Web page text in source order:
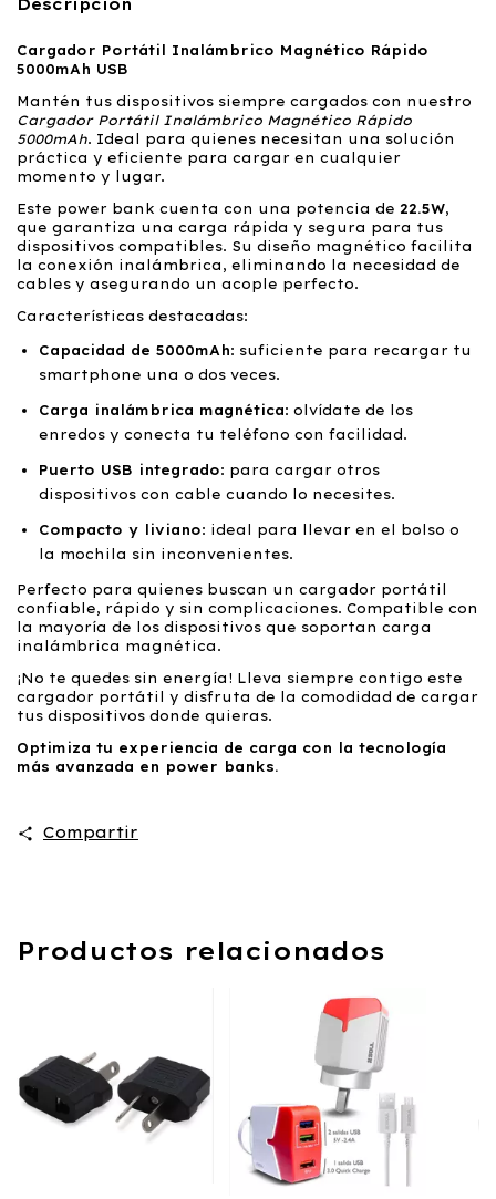
Descripción
Cargador Portátil Inalámbrico Magnético Rápido
5000mAh USB
Mantén tus dispositivos siempre cargados con nuestro
Cargador Portátil Inalámbrico Magnético Rápido
5000mAh. Ideal para quienes necesitan una solución
práctica y eficiente para cargar en cualquier
momento y lugar.
Este power bank cuenta con una potencia de 22.5W,
que garantiza una carga rápida y segura para tus
dispositivos compatibles. Su diseño magnético facilita
la conexión inalámbrica, eliminando la necesidad de
cables y asegurando un acople perfecto.
Características destacadas:
Capacidad de 5000mAh: suficiente para recargar tu
smartphone una o dos veces.
Carga inalámbrica magnética: olvídate de los
enredos y conecta tu teléfono con facilidad.
Puerto USB integrado: para cargar otros
dispositivos con cable cuando lo necesites.
Compacto y liviano: ideal para llevar en el bolso o
la mochila sin inconvenientes.
Perfecto para quienes buscan un cargador portátil
confiable, rápido y sin complicaciones. Compatible con
la mayoría de los dispositivos que soportan carga
inalámbrica magnética.
¡No te quedes sin energía! Lleva siempre contigo este
cargador portátil y disfruta de la comodidad de cargar
tus dispositivos donde quieras.
Optimiza tu experiencia de carga con la tecnología
más avanzada en power banks.
Compartir
Productos relacionados